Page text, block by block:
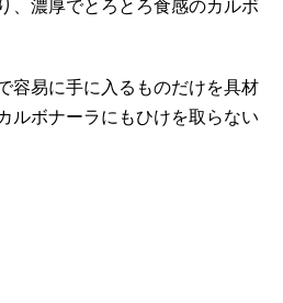
、濃厚でとろとろ食感のカルボ
容易に手に入るものだけを具材
ルボナーラにもひけを取らない